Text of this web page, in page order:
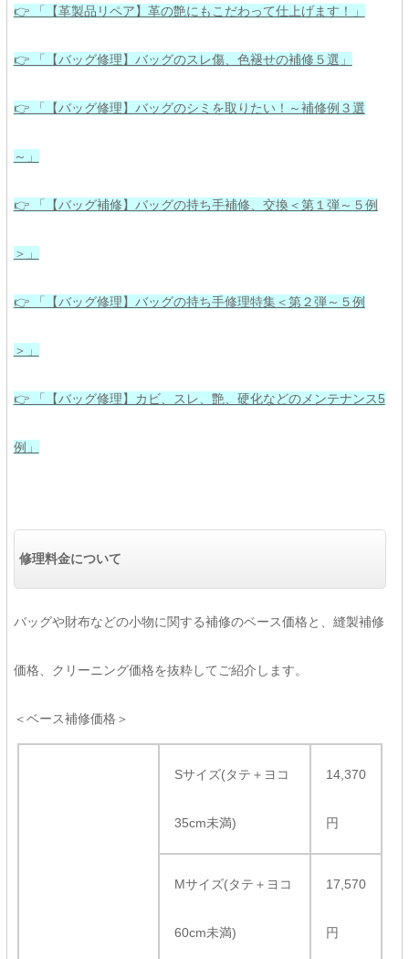
👉 「【革製品リペア】革の艶にもこだわって仕上げます！」
👉 「【バッグ修理】バッグのスレ傷、色褪せの補修５選」
👉 「【バッグ修理】バッグのシミを取りたい！～補修例３選
～」
👉 「【バッグ補修】バッグの持ち手補修、交換＜第１弾～５例
＞」
👉 「【バッグ修理】バッグの持ち手修理特集＜第２弾～５例
＞」
👉 「【バッグ修理】カビ、スレ、艶、硬化などのメンテナンス5
例」
修理料金について
バッグや財布などの小物に関する補修のベース価格と、縫製補修
価格、クリーニング価格を抜粋してご紹介します。
＜ベース補修価格＞
Sサイズ(タテ＋ヨコ
35cm未満)
14,370
円
Mサイズ(タテ＋ヨコ
60cm未満)
17,570
円